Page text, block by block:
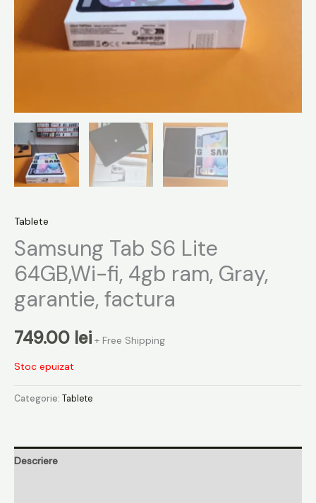
Tablete
Samsung Tab S6 Lite
64GB,Wi-fi, 4gb ram, Gray,
garantie, factura
749.00 lei + Free Shipping
Stoc epuizat
Categorie: Tablete
Descriere